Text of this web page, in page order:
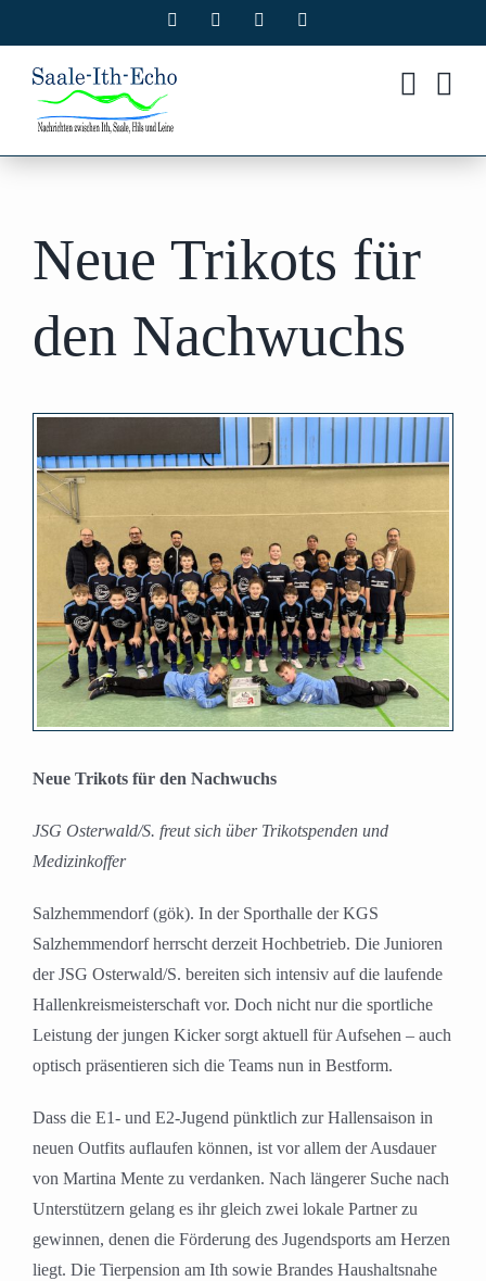
Inhalt
springen
Facebook Instagram
Neue Trikots für
den Nachwuchs
grösseres
Bild
Neue Trikots für den Nachwuchs
JSG Osterwald/S. freut sich über Trikotspenden und
Medizinkoffer
Salzhemmendorf (gök). In der Sporthalle der KGS
Salzhemmendorf herrscht derzeit Hochbetrieb. Die Junioren
der JSG Osterwald/S. bereiten sich intensiv auf die laufende
Hallenkreismeisterschaft vor. Doch nicht nur die sportliche
Leistung der jungen Kicker sorgt aktuell für Aufsehen – auch
optisch präsentieren sich die Teams nun in Bestform.
Dass die E1- und E2-Jugend pünktlich zur Hallensaison in
neuen Outfits auflaufen können, ist vor allem der Ausdauer
von Martina Mente zu verdanken. Nach längerer Suche nach
Unterstützern gelang es ihr gleich zwei lokale Partner zu
gewinnen, denen die Förderung des Jugendsports am Herzen
liegt. Die Tierpension am Ith sowie Brandes Haushaltsnahe